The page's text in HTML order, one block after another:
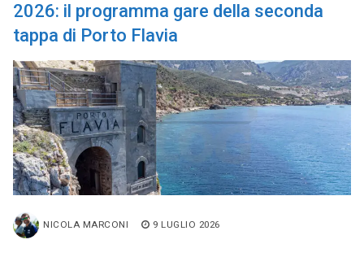
2026: il programma gare della seconda
tappa di Porto Flavia
NICOLA MARCONI 9 LUGLIO 2026